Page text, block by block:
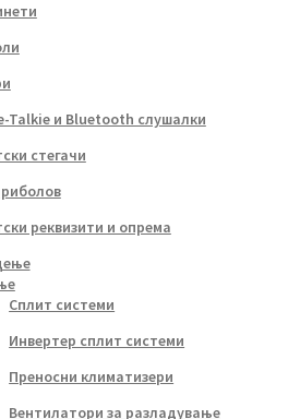
Talkie и Bluetooth слушалки
стегачи
реквизити и опрема
Сплит системи
Инвертер сплит системи
Преносни климатизери
Вентилатори за разладување